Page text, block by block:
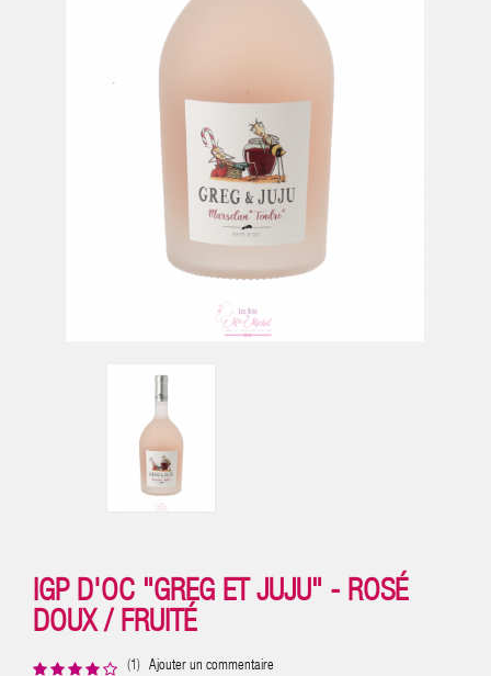
IGP D'OC "GREG ET JUJU" - ROSÉ
DOUX / FRUITÉ
(1) Ajouter un commentaire